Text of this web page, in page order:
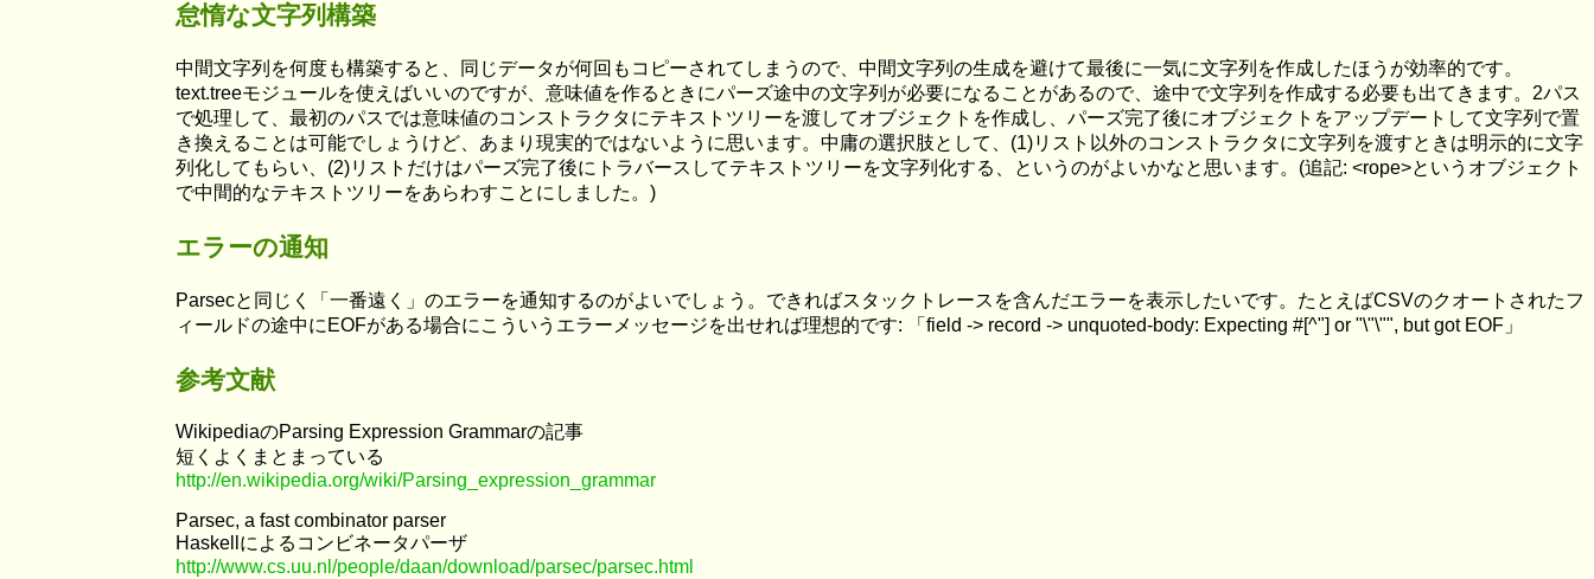
怠惰な文字列構築
中間文字列を何度も構築すると、同じデータが何回もコピーされてしまうので、中間文字列の生成を避けて最後に一気に文字列を作成したほうが効率的です。
text.treeモジュールを使えばいいのですが、意味値を作るときにパーズ途中の文字列が必要になることがあるので、途中で文字列を作成する必要も出てきます。2パス
で処理して、最初のパスでは意味値のコンストラクタにテキストツリーを渡してオブジェクトを作成し、パーズ完了後にオブジェクトをアップデートして文字列で置
き換えることは可能でしょうけど、あまり現実的ではないように思います。中庸の選択肢として、(1)リスト以外のコンストラクタに文字列を渡すときは明示的に文字
列化してもらい、(2)リストだけはパーズ完了後にトラバースしてテキストツリーを文字列化する、というのがよいかなと思います。(追記: <rope>というオブジェクト
で中間的なテキストツリーをあらわすことにしました。)
エラーの通知
Parsecと同じく「一番遠く」のエラーを通知するのがよいでしょう。できればスタックトレースを含んだエラーを表示したいです。たとえばCSVのクオートされたフ
ィールドの途中にEOFがある場合にこういうエラーメッセージを出せれば理想的です: 「field -> record -> unquoted-body: Expecting #[^"] or "\"\"", but got EOF」
参考文献
WikipediaのParsing Expression Grammarの記事
短くよくまとまっている
http://en.wikipedia.org/wiki/Parsing_expression_grammar
Parsec, a fast combinator parser
Haskellによるコンビネータパーザ
http://www.cs.uu.nl/people/daan/download/parsec/parsec.html